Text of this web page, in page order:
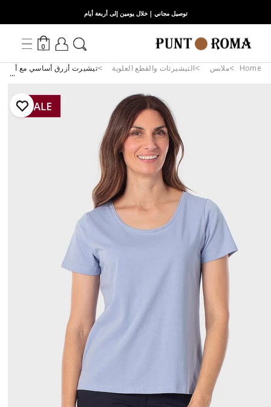
توصيل مجاني | خلال يومين إلى أربعة أيام
0
Home ملابس التيشيرتات والقطع العلوية تيشيرت أزرق أساسي مع